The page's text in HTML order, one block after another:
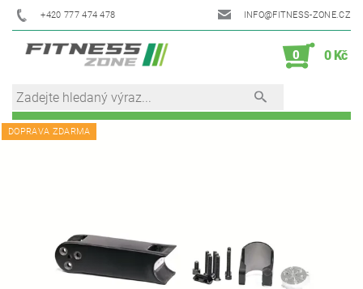
+420 777 474 478 INFO@FITNESS-ZONE.CZ
0 0 Kč
DOPRAVA ZDARMA